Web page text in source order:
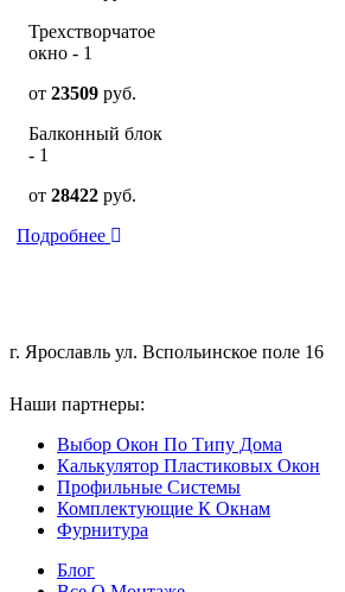
Трехстворчатое
окно - 1
от 23509 руб.
Балконный блок
- 1
от 28422 руб.
Подробнее
г. Ярославль ул. Вспольинское поле 16
Наши партнеры:
Выбор Окон По Типу Дома
Калькулятор Пластиковых Окон
Профильные Системы
Комплектующие К Окнам
Фурнитура
Блог